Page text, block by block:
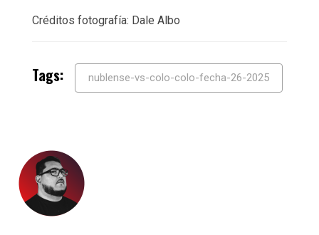
Créditos fotografía: Dale Albo
Tags: nublense-vs-colo-colo-fecha-26-2025